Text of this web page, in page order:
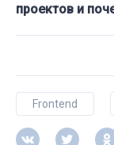
проектов и
Frontend